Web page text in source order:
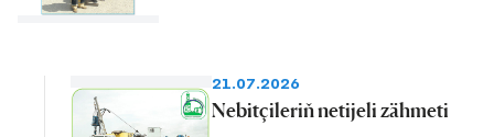
21.07.2026
Nebitçileriň netijeli zähmeti